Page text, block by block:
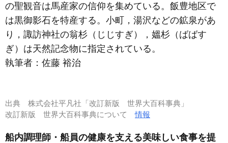
の聖観音は馬産家の信仰を集めている。飯豊地区で
は黒御影石を特産する。小町，湯沢などの鉱泉があ
り，諏訪神社の翁杉（じじすぎ），媼杉（ばばす
ぎ）は天然記念物に指定されている。
執筆者： 佐藤 裕治
出典 株式会社平凡社「改訂新版 世界大百科事典」
改訂新版 世界大百科事典について情報
船内調理師・船員の健康を支える美味しい食事を提